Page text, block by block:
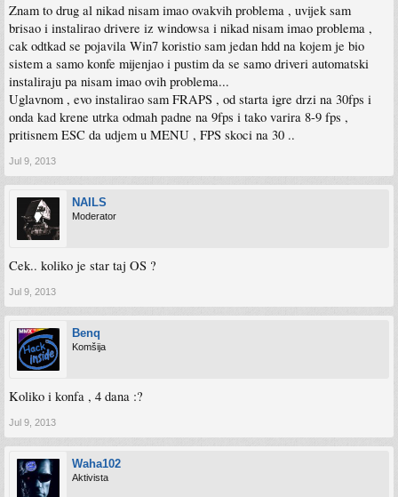
Znam to drug al nikad nisam imao ovakvih problema , uvijek sam
brisao i instalirao drivere iz windowsa i nikad nisam imao problema ,
cak odtkad se pojavila Win7 koristio sam jedan hdd na kojem je bio
sistem a samo konfe mijenjao i pustim da se samo driveri automatski
instaliraju pa nisam imao ovih problema...
Uglavnom , evo instalirao sam FRAPS , od starta igre drzi na 30fps i
onda kad krene utrka odmah padne na 9fps i tako varira 8-9 fps ,
pritisnem ESC da udjem u MENU , FPS skoci na 30 ..
Jul 9, 2013
NAILS
Moderator
Cek.. koliko je star taj OS ?
Jul 9, 2013
Benq
Komšija
Koliko i konfa , 4 dana :?
Jul 9, 2013
Waha102
Aktivista